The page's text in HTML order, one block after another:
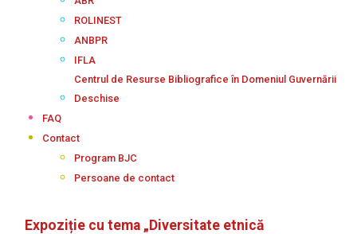
ROLINEST
ANBPR
IFLA
Centrul de Resurse Bibliografice în Domeniul Guvernării
Deschise
FAQ
Contact
Program BJC
Persoane de contact
Expoziție cu tema „Diversitate etnică